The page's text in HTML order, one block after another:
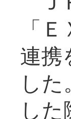
「
連携
し
し